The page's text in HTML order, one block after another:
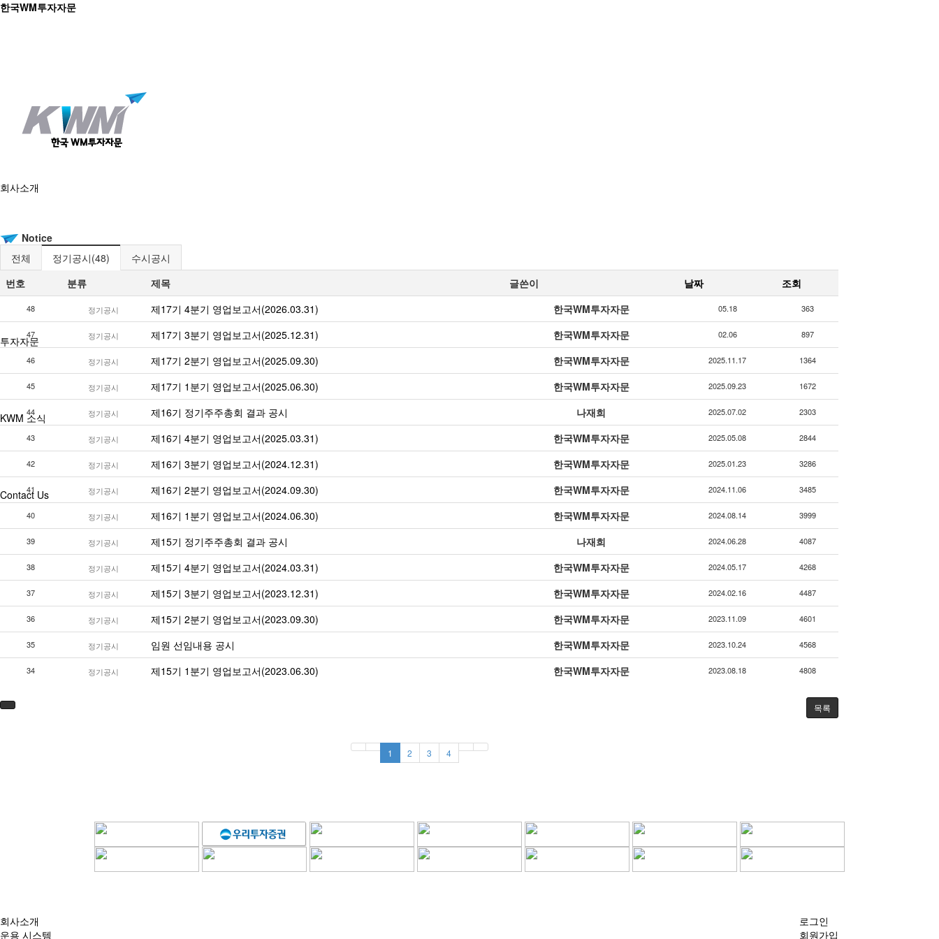
한국WM투자자문
회사소개
운용 시스템
투자자문
KWM 소식
Contact Us
Notice
전체
정기공시(48)
수시공시
번호
분류 제목 글쓴이 날짜 조회
48 정기공시 제17기 4분기 영업보고서(2026.03.31) 한국WM투자자문 05.18 363
47 정기공시 제17기 3분기 영업보고서(2025.12.31) 한국WM투자자문 02.06 897
46 정기공시 제17기 2분기 영업보고서(2025.09.30) 한국WM투자자문 2025.11.17 1364
45 정기공시 제17기 1분기 영업보고서(2025.06.30) 한국WM투자자문 2025.09.23 1672
44 정기공시 제16기 정기주주총회 결과 공시 나재희 2025.07.02 2303
43 정기공시 제16기 4분기 영업보고서(2025.03.31) 한국WM투자자문 2025.05.08 2844
42 정기공시 제16기 3분기 영업보고서(2024.12.31) 한국WM투자자문 2025.01.23 3286
41 정기공시 제16기 2분기 영업보고서(2024.09.30) 한국WM투자자문 2024.11.06 3485
40 정기공시 제16기 1분기 영업보고서(2024.06.30) 한국WM투자자문 2024.08.14 3999
39 정기공시 제15기 정기주주총회 결과 공시 나재희 2024.06.28 4087
38 정기공시 제15기 4분기 영업보고서(2024.03.31) 한국WM투자자문 2024.05.17 4268
37 정기공시 제15기 3분기 영업보고서(2023.12.31) 한국WM투자자문 2024.02.16 4487
36 정기공시 제15기 2분기 영업보고서(2023.09.30) 한국WM투자자문 2023.11.09 4601
35 정기공시 임원 선임내용 공시 한국WM투자자문 2023.10.24 4568
34 정기공시 제15기 1분기 영업보고서(2023.06.30) 한국WM투자자문 2023.08.18 4808
목록
1 2 3 4
회사소개
운용 시스템
로그인
회원가입